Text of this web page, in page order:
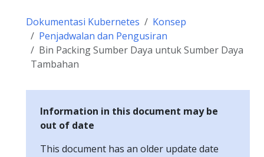
Dokumentasi Kubernetes
Konsep
Penjadwalan dan Pengusiran
Bin Packing Sumber Daya untuk Sumber Daya
Tambahan
Information in this document may be
out of date
This document has an older update date